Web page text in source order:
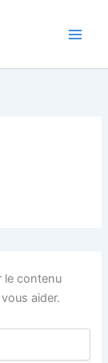
le contenu
aider.